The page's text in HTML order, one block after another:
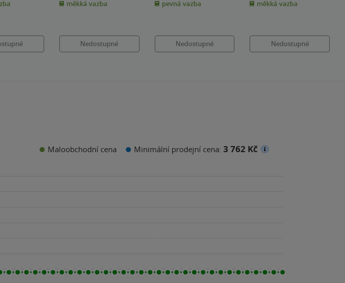
& další
5
hvězdiček
měkká vazba
Nedostupné
5
hvězdiček
pevná vazba
Nedostupné
& další
5
hvězdiček
měkká vazba
Nedostupné
Maloobchodní cena Minimální prodejní cena: 3 762 Kč